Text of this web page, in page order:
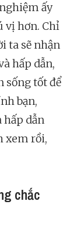
ấy
vị hơn. Chỉ
ta sẽ nhận
hấp dẫn,
sống tốt để
bạn,
hấp dẫn
xem rồi,
chắc